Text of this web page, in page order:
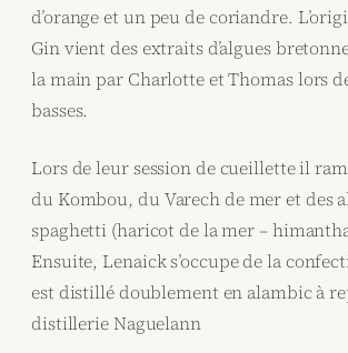
d’orange et un peu de coriandre.
Gin vient des extraits d’algues
la main par Charlotte et Thomas lors
basses.
Lors de leur session de cueillette il
du Kombou, du Varech de mer et des
spaghetti (haricot de la mer –
Ensuite, Lenaick s’occupe de la
est distillé doublement en alambic à
distillerie Naguelann